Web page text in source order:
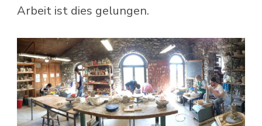
Arbeit ist dies gelungen.